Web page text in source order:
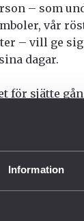
Information
– som
vår
– vill ge
dagar.
för sjätte
lagbrott
Det
våldtagna